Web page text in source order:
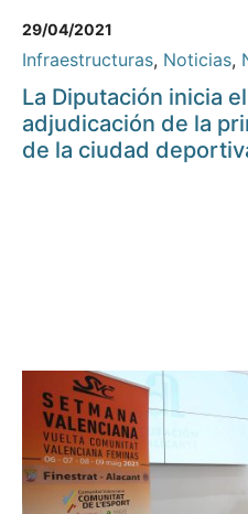
29/04/2021
Infraestructuras, Noticias,
La Diputación inicia
adjudicación de la
de la ciudad